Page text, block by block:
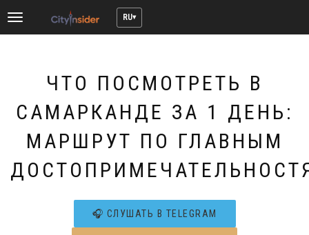
Toggle
RU
ЧТО ПОСМОТРЕТЬ В
САМАРКАНДЕ ЗА 1 ДЕНЬ:
МАРШРУТ ПО ГЛАВНЫМ
🎧 СЛУШАТЬ В TELEGRAM